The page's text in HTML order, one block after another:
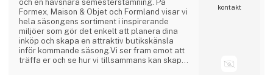
och en havsnära semesterstämning. På
Formex, Maison & Objet och Formland visar vi
hela säsongens sortiment i inspirerande
miljöer som gör det enkelt att planera dina
inköp och skapa en attraktiv butikskänsla
inför kommande säsong.Vi ser fram emot att
träffa er och se hur vi tillsammans kan skapa
kontakt